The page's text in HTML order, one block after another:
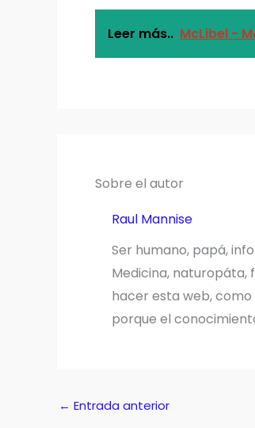
Leer más.. McLibel -
Sobre el autor
Raul Mannise
Ser humano, papá,
Medicina, naturopáta,
hacer esta web,
porque el
← Entrada anterior